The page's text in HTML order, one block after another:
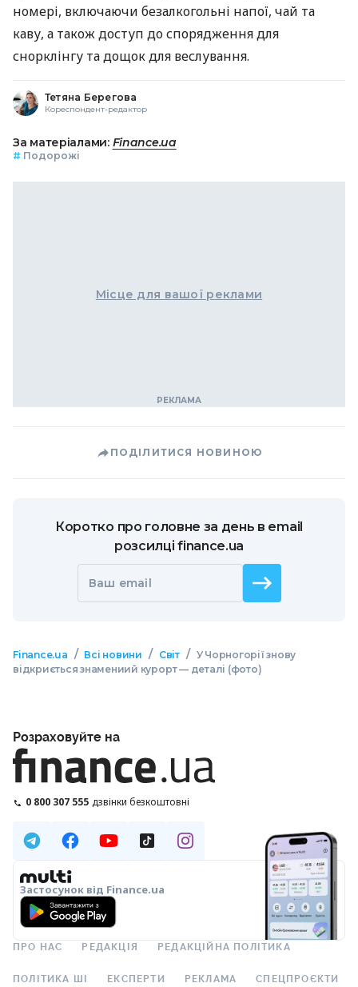
номері, включаючи безалкогольні напої, чай та
каву, а також доступ до спорядження для
снорклінгу та дощок для веслування.
Тетяна Берегова
Кореспондент-редактор
За матеріалами: Finance.ua
# Подорожі
Місце для вашої реклами
ПОДІЛИТИСЯ НОВИНОЮ
Коротко про головне за день в email
розсилці finance.ua
Ваш email
Finance.ua / Всі новини / Світ / У Чорногорії знову
відкриється знамениий курорт — деталі (фото)
Розраховуйте на
0 800 307 555 дзвінки безкоштовні
Застосунок від Finance.ua
ПРО НАС РЕДАКЦІЯ РЕДАКЦІЙНА ПОЛІТИКА
ПОЛІТИКА ШІ ЕКСПЕРТИ РЕКЛАМА СПЕЦПРОЄКТИ